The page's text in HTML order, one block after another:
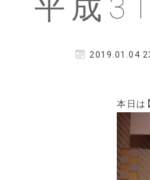
問い合わ
平成
2019.01.04
本日は